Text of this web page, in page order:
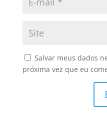
Salvar meus dados
próxima vez que eu